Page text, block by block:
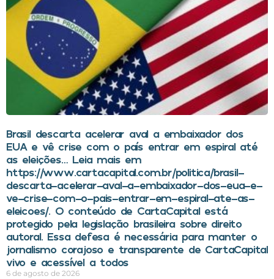
Brasil descarta acelerar aval a embaixador dos
EUA e vê crise com o país entrar em espiral até
as eleições… Leia mais em
https://www.cartacapital.com.br/politica/brasil-
descarta-acelerar-aval-a-embaixador-dos-eua-e-
ve-crise-com-o-pais-entrar-em-espiral-ate-as-
eleicoes/. O conteúdo de CartaCapital está
protegido pela legislação brasileira sobre direito
autoral. Essa defesa é necessária para manter o
jornalismo corajoso e transparente de CartaCapital
vivo e acessível a todos
6 de agosto de 2026